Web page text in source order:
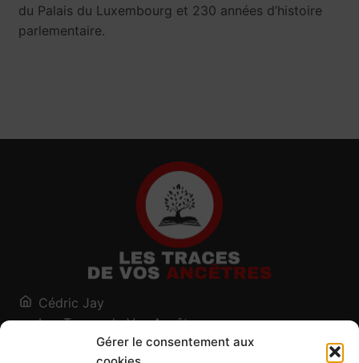
Gérer le consentement aux
du Palais du Luxembourg et 230 années d’histoire
parlementaire.
Cédric Jay
Les Traces de Vos Ancêtres
120, chemin des Salines